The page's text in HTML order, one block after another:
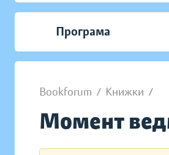
Програма
Bookforum / Книжки /
Момент